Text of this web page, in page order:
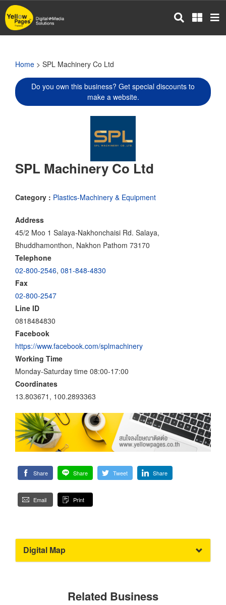
Skip
to
main
Home > SPL Machinery Co Ltd
Do you own this business? Get special discounts to
make a website.
SPL Machinery Co Ltd
Category : Plastics-Machinery & Equipment
Address
45/2 Moo 1 Salaya-Nakhonchaisi Rd. Salaya,
Bhuddhamonthon, Nakhon Pathom 73170
Telephone
02-800-2546, 081-848-4830
Fax
02-800-2547
Line ID
0818484830
Facebook
https://www.facebook.com/splmachinery
Working Time
Monday-Saturday time 08:00-17:00
Coordinates
13.803671, 100.2893363
Share Share Tweet Share
Email Print
Digital Map
Related Business